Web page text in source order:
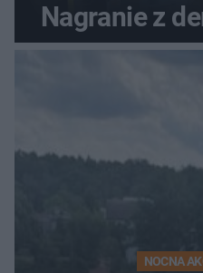
Nagranie z
NOCNA